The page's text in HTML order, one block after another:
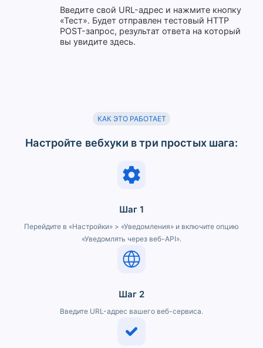
Введите свой URL-адрес и нажмите кнопку
«Тест». Будет отправлен тестовый HTTP
POST-запрос, результат ответа на который
вы увидите здесь.
КАК ЭТО РАБОТАЕТ
Настройте вебхуки в три простых шага:
Шаг 1
Перейдите в «Настройки» > «Уведомления» и включите опцию
«Уведомлять через веб-API».
Шаг 2
Введите URL-адрес вашего веб-сервиса.